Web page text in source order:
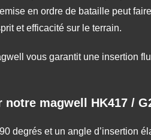
en ordre de bataille peut
et efficacité sur le terrain.
vous garantit une insertion
magwell HK417 /
degrés et un angle d’insertion